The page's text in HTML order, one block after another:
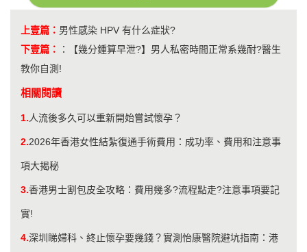
上壹篇： 男性感染 HPV 有什么症狀?
下壹篇：
：
【幾分鍾算早泄?】男人私密時間正常系幾耐?醫生
教你自測!
相關閱讀
1.人流後多久可以重新開始嘗試懷孕？
2.2026年香港女性結紮復通手術費用：成功率、費用和注意事
項大揭秘
3.香港男士割包皮全攻略：費用幾多?流程點走?注意事項要記
實!
4.深圳睇婦科、終止懷孕要幾錢？實測怡康醫院避坑指南：港